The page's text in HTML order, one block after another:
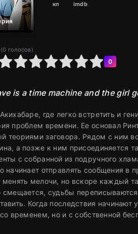
(0 голосов)
8 9 10 0
кп imdb
is a time machine and the girl
где легко встретить и
проблем времени. Ее основал
теориями заговора. Рядом с ним
а позже к ним присоединяется
с собранной из подручного
начинает отправлять сообщения в
менять мелочи, но вскоре каждый
смещается, судьбы
Когда последствия
временем, но и с собственной